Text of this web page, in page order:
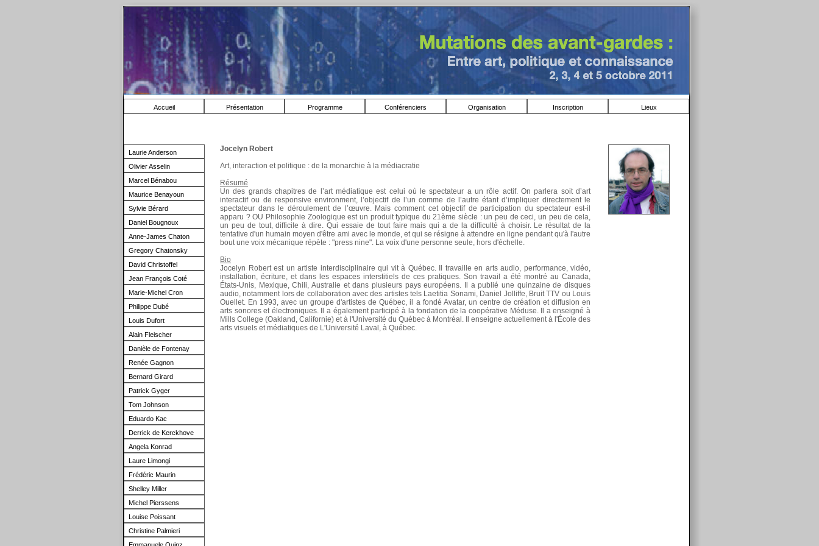
Accueil Présentation Programme Conférenciers Organisation Inscription Lieux
Laurie Anderson
Olivier Asselin
Marcel Bénabou
Maurice Benayoun
Sylvie Bérard
Daniel Bougnoux
Anne-James Chaton
Gregory Chatonsky
David Christoffel
Jean François Coté
Marie-Michel Cron
Philippe Dubé
Louis Dufort
Alain Fleischer
Danièle de Fontenay
Renée Gagnon
Bernard Girard
Patrick Gyger
Tom Johnson
Eduardo Kac
Derrick de Kerckhove
Angela Konrad
Laure Limongi
Frédéric Maurin
Shelley Miller
Michel Pierssens
Louise Poissant
Christine Palmieri
Jocelyn Robert
Art, interaction et politique : de la monarchie à la médiacratie
Résumé
Un des grands chapitres de l’art médiatique est celui où le spectateur a un rôle actif. On parlera soit d’art
interactif ou de responsive environment, l’objectif de l’un comme de l’autre étant d’impliquer directement le
spectateur dans le déroulement de l’œuvre. Mais comment cet objectif de participation du spectateur est-il
apparu ? OU Philosophie Zoologique est un produit typique du 21ème siècle : un peu de ceci, un peu de cela,
un peu de tout, difficile à dire. Qui essaie de tout faire mais qui a de la difficulté à choisir. Le résultat de la
tentative d'un humain moyen d'être ami avec le monde, et qui se résigne à attendre en ligne pendant qu'à l'autre
bout une voix mécanique répète : "press nine". La voix d'une personne seule, hors d'échelle.
Bio
Jocelyn Robert est un artiste interdisciplinaire qui vit à Québec. Il travaille en arts audio, performance, vidéo,
installation, écriture, et dans les espaces interstitiels de ces pratiques. Son travail a été montré au Canada,
États-Unis, Mexique, Chili, Australie et dans plusieurs pays européens. Il a publié une quinzaine de disques
audio, notamment lors de collaboration avec des artistes tels Laetitia Sonami, Daniel Jolliffe, Bruit TTV ou Louis
Ouellet. En 1993, avec un groupe d'artistes de Québec, il a fondé Avatar, un centre de création et diffusion en
arts sonores et électroniques. Il a également participé à la fondation de la coopérative Méduse. Il a enseigné à
Mills College (Oakland, Californie) et à l'Université du Québec à Montréal. Il enseigne actuellement à l'École des
arts visuels etmédiatiques de L'Université Laval, à Québec.